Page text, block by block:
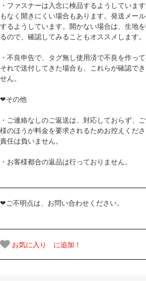
・ファスナーは入念に検品するようしていま
もなく開きにくい場合もあります。発送メー
するようしています。開かない場合は、生地
るので、確認してみることもオススメします。
・不良申告で、タグ無し使用済で不良を作っ
それで送付してきた場合も、これらが確認で
せん。
❤その他
・ご連絡なしのご返送は、対応しておらず、
様のほうが料金を要求されるためお控えくだ
責任は負いません。
・お客様都合の返品は行っておりません。
❤ご不明点は、お問い合わせください。
お気に入り に追加！